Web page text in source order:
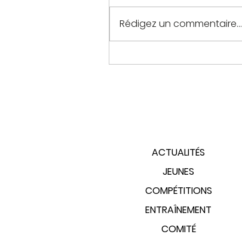
Rédigez un commentaire...
ACTUALITÉS
JEUNES
COMPÉTITIONS
ENTRAÎNEMENT
COMITÉ